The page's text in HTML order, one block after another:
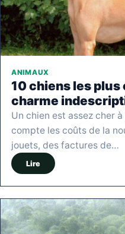
ANIMAUX
10 chiens les plus
charme
Un chien est assez cher
compte les coûts de la
jouets, des factures de…
Lire